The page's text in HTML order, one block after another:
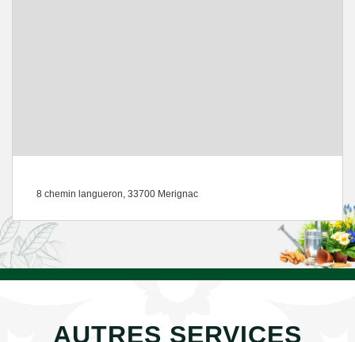
8 chemin langueron, 33700 Merignac
AUTRES SERVICES